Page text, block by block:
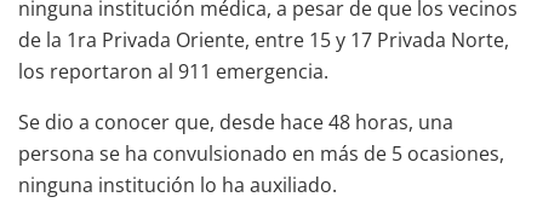
ninguna institución médica, a pesar de que los vecinos
de la 1ra Privada Oriente, entre 15 y 17 Privada Norte,
los reportaron al 911 emergencia.
Se dio a conocer que, desde hace 48 horas, una
persona se ha convulsionado en más de 5 ocasiones,
ninguna institución lo ha auxiliado.